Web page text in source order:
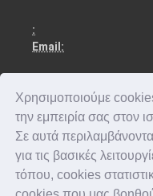
Χρησιμοποιούμε
την εμπειρία σας στον
Σε αυτά
για τις βασικές
τόπου, cookies
:
Email: